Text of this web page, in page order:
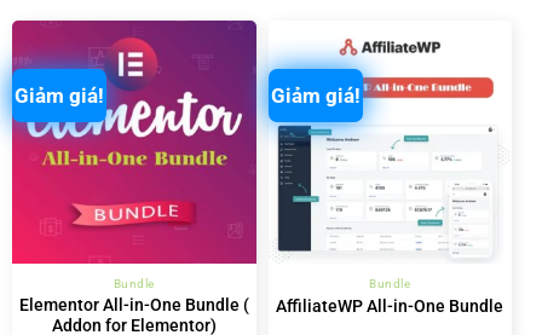
Giảm giá!
Bundle
Elementor All-in-One Bundle (
Addon for Elementor)
Giảm giá!
Bundle
AffiliateWP All-in-One Bundle